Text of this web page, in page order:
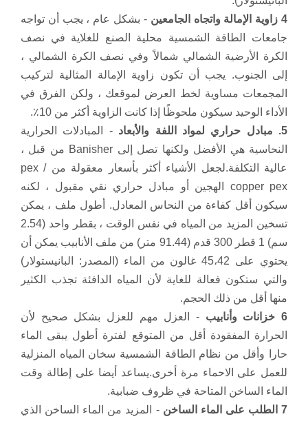
4 زاوية الإمالة واتجاه الجامعين
- بشكل عام ، يجب أن تواجه
جامعات الطاقة الشمسية محلية الصنع للغلاية في نصف
الكرة الأرضية الشمالي شمالاً وفي نصف الكرة الشمالي ،
إلى الجنوب.
يجب أن تكون زاوية الإمالة المثالية لتركيب
المجمعات مساوية لخط العرض لموقعك ، ولكن الفرق في
الأداء الوحيد سيكون ملحوظًا إذا كانت الزاوية أكثر من 10٪.
5. مبادل حراري لمواد اللفة والأبعاد
- المبادلات الحرارية
النحاسية هي الأفضل ولكنها تصل إلى Banisher من قبل ،
عالية التكلفة.
لجعل الأشياء أكثر بأسعار معقولة من pex /
copper pex الهجين أو مبادل حراري نقي مقبول ، لكنه
سيكون أقل كفاءة من النحاس المعادل.
أطول ملف ، يمكن
تسخين المزيد من المياه في نفس الوقت ، بقطر واحد (2.54
سم) 1 قطر 300 قدم (91.44 متر) من ملف الأنابيب يمكن أن
يحتوي على 45،42 غالون من الماء (المصدر: البانيستولار)
والتي ستكون فعالة للغاية لأن المياه الدافئة تجذب الكثير
منها أقل من ذلك الحجم.
6 خزانات وأنابيب
- العزل مهم للعزل بشكل صحيح لأن
الحرارة المفقودة أقل من المتوقع لفترة أطول يبقى الماء
حارا وأقل من نظام الطاقة الشمسية سخان المياه المنزلية
للعمل على الاحماء مرة أخرى.يساعد أيضا على إطالة وقت
الماء الساخن المتاحة في ظروف ضبابية.
7 الطلب على الماء الساخن
- المزيد من الماء الساخن الذي